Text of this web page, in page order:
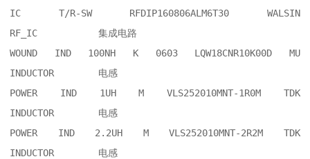
IC T/R-SW RFDIP160806ALM6T30 WALSIN
RF_IC     	集成电路
WOUND IND 100NH K 0603 LQW18CNR10K00D MU
INDUCTOR  	电感
POWER IND 1UH M VLS252010MNT-1R0M TDK
INDUCTOR  	电感
POWER IND 2.2UH M VLS252010MNT-2R2M TDK
INDUCTOR  	电感